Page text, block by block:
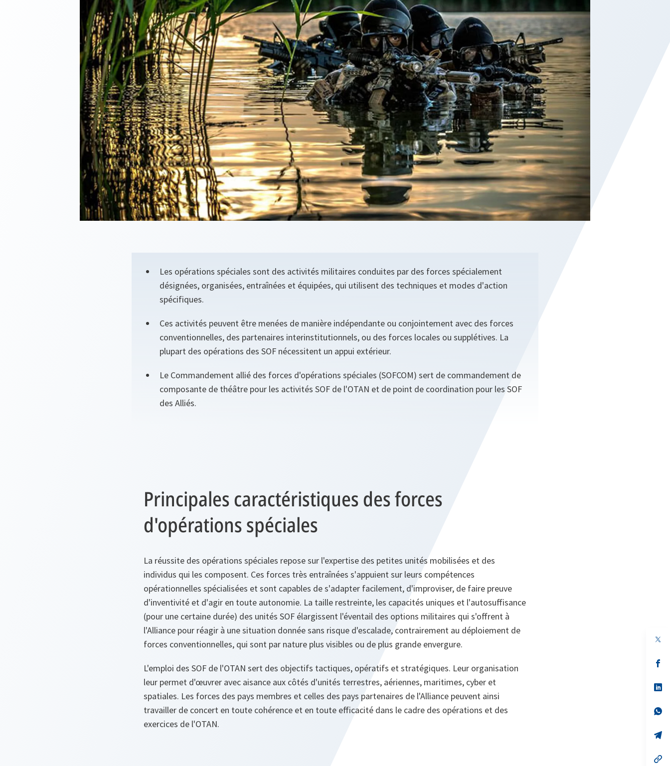
Les opérations spéciales sont des activités militaires conduites par des forces spécialement
désignées, organisées, entraînées et équipées, qui utilisent des techniques et modes d'action
spécifiques.
Ces activités peuvent être menées de manière indépendante ou conjointement avec des forces
conventionnelles, des partenaires interinstitutionnels, ou des forces locales ou supplétives. La
plupart des opérations des SOF nécessitent un appui extérieur.
Le Commandement allié des forces d'opérations spéciales (SOFCOM) sert de commandement de
composante de théâtre pour les activités SOF de l'OTAN et de point de coordination pour les SOF
des Alliés.
Principales caractéristiques des forces
d'opérations spéciales
La réussite des opérations spéciales repose sur l'expertise des petites unités mobilisées et des
individus qui les composent. Ces forces très entraînées s'appuient sur leurs compétences
opérationnelles spécialisées et sont capables de s'adapter facilement, d'improviser, de faire preuve
d'inventivité et d'agir en toute autonomie. La taille restreinte, les capacités uniques et l'autosuffisance
(pour une certaine durée) des unités SOF élargissent l'éventail des options militaires qui s'offrent à
l'Alliance pour réagir à une situation donnée sans risque d'escalade, contrairement au déploiement de
forces conventionnelles, qui sont par nature plus visibles ou de plus grande envergure.
L'emploi des SOF de l'OTAN sert des objectifs tactiques, opératifs et stratégiques. Leur organisation
leur permet d'œuvrer avec aisance aux côtés d'unités terrestres, aériennes, maritimes, cyber et
spatiales. Les forces des pays membres et celles des pays partenaires de l'Alliance peuvent ainsi
travailler de concert en toute cohérence et en toute efficacité dans le cadre des opérations et des
exercices de l'OTAN.